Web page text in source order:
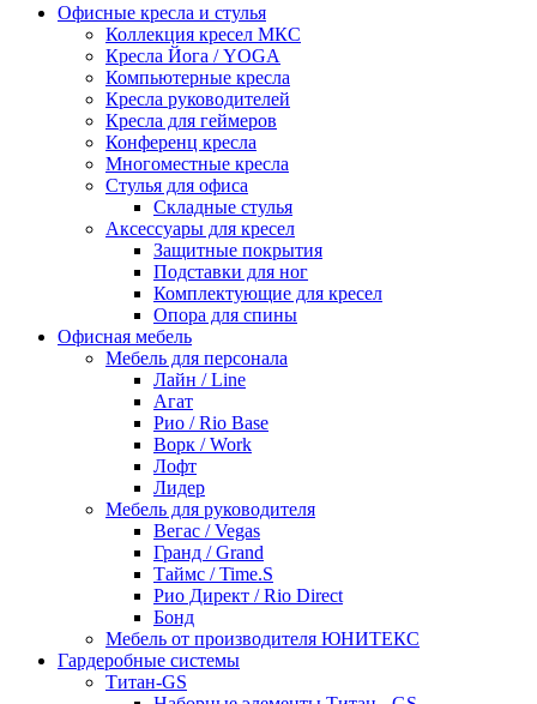
Офисные кресла и стулья
Коллекция кресел МКС
Кресла Йога / YOGA
Компьютерные кресла
Кресла руководителей
Кресла для геймеров
Конференц кресла
Многоместные кресла
Стулья для офиса
Складные стулья
Аксессуары для кресел
Защитные покрытия
Подставки для ног
Комплектующие для кресел
Опора для спины
Офисная мебель
Мебель для персонала
Лайн / Line
Агат
Рио / Rio Base
Ворк / Work
Лофт
Лидер
Мебель для руководителя
Вегас / Vegas
Гранд / Grand
Таймс / Time.S
Рио Директ / Rio Direct
Бонд
Мебель от производителя ЮНИТЕКС
Гардеробные системы
Титан-GS